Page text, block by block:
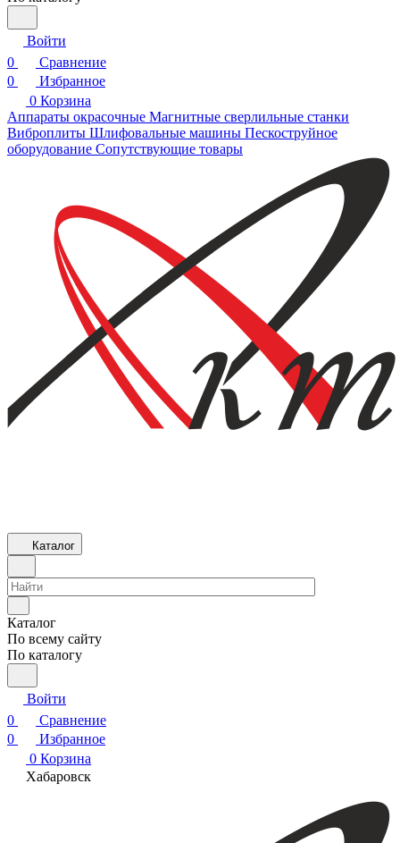
Войти
0
Сравнение
0
Избранное
0 Корзина
Аппараты окрасочные Магнитные сверлильные станки
Виброплиты Шлифовальные машины Пескоструйное
оборудование Сопутствующие товары
Каталог
Каталог
По всему сайту
По каталогу
Войти
0
Сравнение
0
Избранное
0 Корзина
Хабаровск